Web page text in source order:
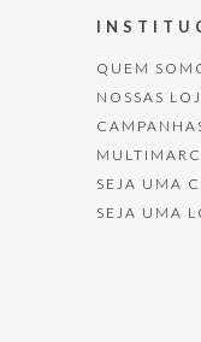
QUEM
NOSSAS
SEJA UMA
SEJA UMA